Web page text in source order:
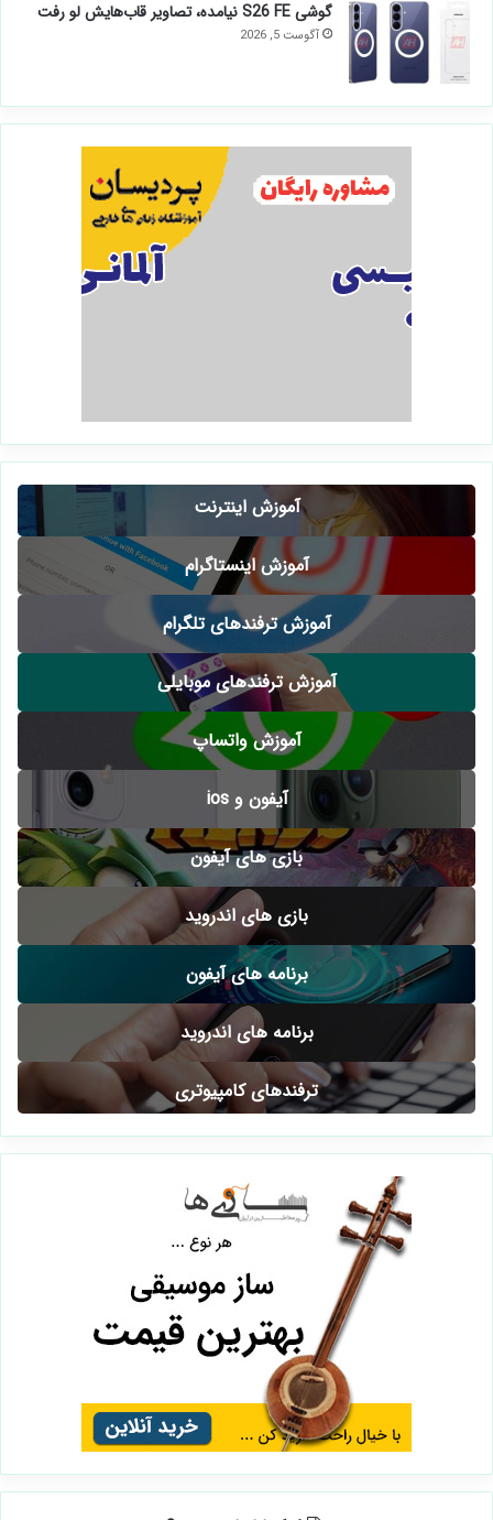
گوشی S26 FE نیامده، تصاویر قاب‌هایش لو رفت
آگوست 5, 2026
آموزش اینترنت
آموزش اینستاگرام
آموزش ترفندهای تلگرام
آموزش ترفندهای موبایلی
آموزش واتساپ
آیفون و ios
بازی های آیفون
بازی های اندروید
برنامه های آیفون
برنامه های اندروید
ترفندهای کامپیوتری